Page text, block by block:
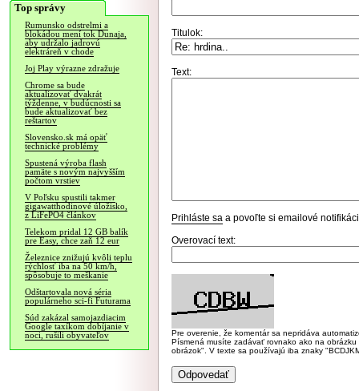
Top správy
Rumunsko odstrelmi a
blokádou mení tok Dunaja,
aby udržalo jadrovú
elektráreň v chode
Joj Play výrazne zdražuje
Chrome sa bude
aktualizovať dvakrát
týždenne, v budúcnosti sa
bude aktualizovať bez
reštartov
Slovensko.sk má opäť
technické problémy
Spustená výroba flash
pamäte s novým najvyšším
počtom vrstiev
V Poľsku spustili takmer
gigawatthodinové úložisko,
z LiFePO4 článkov
Telekom pridal 12 GB balík
pre Easy, chce zaň 12 eur
Železnice znižujú kvôli teplu
rýchlosť iba na 50 km/h,
spôsobuje to meškanie
Odštartovala nová séria
populárneho sci-fi Futurama
Súd zakázal samojazdiacim
Google taxíkom dobíjanie v
noci, rušili obyvateľov
Titulok:
Text:
Prihláste sa a povoľte si emailové
Overovací text:
Pre overenie, že komentár sa nepridáva
Písmená musíte zadávať rovnako ako na
obrázok". V texte sa používajú iba znaky